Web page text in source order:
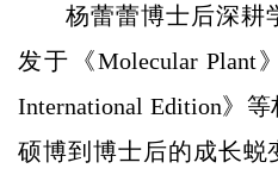
杨蕾蕾博士后深耕
发于《Molecular Plant
International Edition》
硕博到博士后的成长蜕